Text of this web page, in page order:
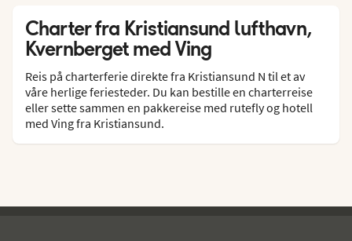
Charter fra Kristiansund lufthavn,
Kvernberget med Ving
Reis på charterferie direkte fra Kristiansund N til et av
våre herlige feriesteder. Du kan bestille en charterreise
eller sette sammen en pakkereise med rutefly og hotell
med Ving fra Kristiansund.